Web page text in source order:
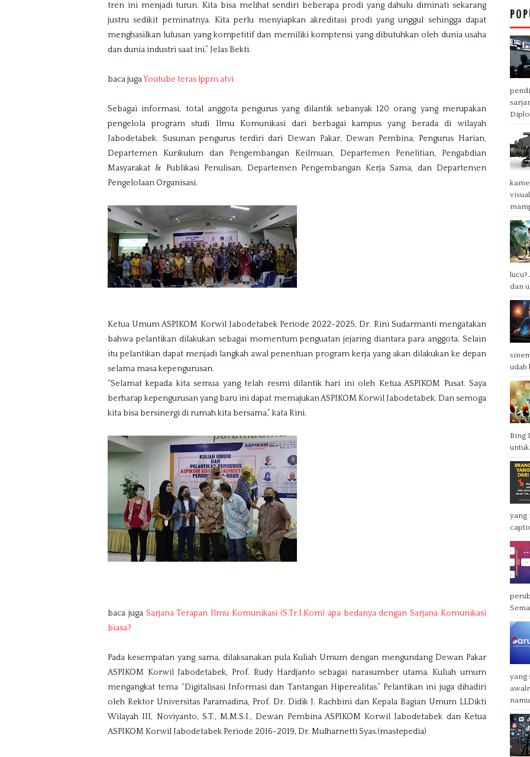
tren ini menjadi turun. Kita bisa melihat sendiri beberapa prodi yang dahulu diminati sekarang
justru sedikit peminatnya. Kita perlu menyiapkan akreditasi prodi yang unggul sehingga dapat
menghasilkan lulusan yang kompetitif dan memiliki komptensi yang dibutuhkan oleh dunia usaha
dan dunia industri saat ini.” Jelas Bekti.
baca juga Youtube teras lppm atvi
Sebagai informasi, total anggota pengurus yang dilantik sebanyak 120 orang yang merupakan
pengelola program studi Ilmu Komunikasi dari berbagai kampus yang berada di wilayah
Jabodetabek. Susunan pengurus terdiri dari Dewan Pakar, Dewan Pembina, Pengurus Harian,
Departemen Kurikulum dan Pengembangan Keilmuan, Departemen Penelitian, Pengabdian
Masyarakat & Publikasi Penulisan, Departemen Pengembangan Kerja Sama, dan Departemen
Pengelolaan Organisasi.
Ketua Umum ASPIKOM Korwil Jabodetabek Periode 2022-2025, Dr. Rini Sudarmanti mengatakan
bahwa pelantikan dilakukan sebagai momentum penguatan jejaring diantara para anggota. Selain
itu pelantikan dapat menjadi langkah awal penentuan program kerja yang akan dilakukan ke depan
selama masa kepengurusan.
“Selamat kepada kita semua yang telah resmi dilantik hari ini oleh Ketua ASPIKOM Pusat. Saya
berharap kepengurusan yang baru ini dapat memajukan ASPIKOM Korwil Jabodetabek. Dan semoga
kita bisa bersinergi di rumah kita bersama,” kata Rini.
baca juga Sarjana Terapan Ilmu Komunikasi (S.Tr.I.Kom) apa bedanya dengan Sarjana Komunikasi
biasa?
Pada kesempatan yang sama, dilaksanakan pula Kuliah Umum dengan mengundang Dewan Pakar
ASPIKOM Korwil Jabodetabek, Prof. Rudy Hardjanto sebagai narasumber utama. Kuliah umum
mengangkat tema “Digitalisasi Informasi dan Tantangan Hiperealitas.” Pelantikan ini juga dihadiri
oleh Rektor Universitas Paramadina, Prof. Dr. Didik J. Rachbini dan Kepala Bagian Umum LLDikti
Wilayah III, Noviyanto, S.T., M.M.S.I., Dewan Pembina ASPIKOM Korwil Jabodetabek dan Ketua
ASPIKOM Korwil Jabodetabek Periode 2016-2019, Dr. Mulharnetti Syas.(mastepedia)
dan
udah
Bing
untuk
yang
yang